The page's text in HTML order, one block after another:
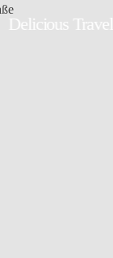
Delicious Travel